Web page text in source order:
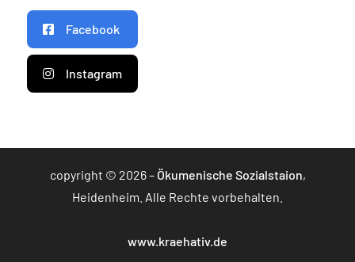
Facebook
Instagram
copyright © 2026 – Ökumenische Sozialstaion,
Heidenheim. Alle Rechte vorbehalten.
www.kraehativ.de